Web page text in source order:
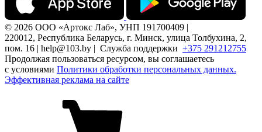
© 2026 ООО «Артокс Лаб», УНП 191700409 |
220012, Республика Беларусь, г. Минск, улица Толбухина, 2,
пом. 16 | help@103.by | Служба поддержки +375 291212755
Продолжая пользоваться ресурсом, вы соглашаетесь
с условиями Политики обработки персональных данных.
Эффективная реклама на сайте